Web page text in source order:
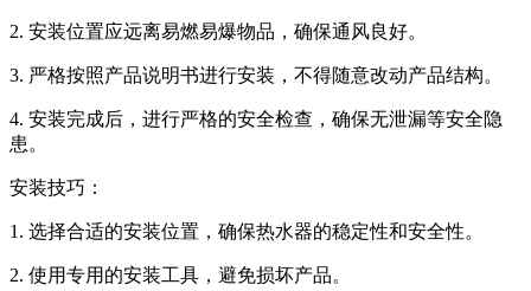
2. 安装位置应远离易燃易爆物品，确保通风良好。
3. 严格按照产品说明书进行安装，不得随意改动产品结构。
4. 安装完成后，进行严格的安全检查，确保无泄漏等安全隐
患。
安装技巧：
1. 选择合适的安装位置，确保热水器的稳定性和安全性。
2. 使用专用的安装工具，避免损坏产品。